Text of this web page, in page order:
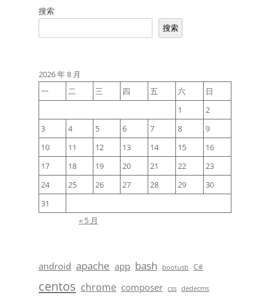
导
搜索
搜索
2026 年 8 月
一
二 三 四 五 六
日
1
2
3
4 5 6 7 8
9
10
11 12 13 14 15
16
17
18 19 20 21 22
23
24
25 26 27 28 29
30
31
« 5 月
android apache app bash bootusb C#
centos chrome composer css dedecms